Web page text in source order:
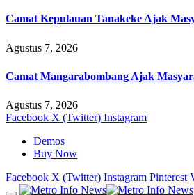
Camat Kepulauan Tanakeke Ajak
Agustus 7, 2026
Camat Mangarabombang Ajak
Agustus 7, 2026
Facebook X (Twitter) Instagram
Demos
Buy Now
Facebook X (Twitter) Instagram Pinterest